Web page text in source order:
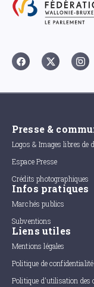
Presse &
Logos & Images libres de
Espace Presse
Crédits photographiques
Infos pratiques
Marchés publics
Subventions
Liens utiles
Mentions légales
Politique de confidentialité
Politique d'utilisation des